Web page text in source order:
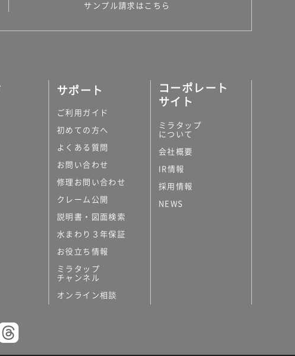
サンプル請求はこちら
サポート
ご利用ガイド
初めての方へ
よくある質問
お問い合わせ
修理お問い合わせ
クレーム公開
説明書・図面検索
水まわり３年保証
お役立ち情報
ミラタップ
チャンネル
オンライン相談
コーポレート
サイト
ミラタップ
について
会社概要
IR情報
採用情報
NEWS